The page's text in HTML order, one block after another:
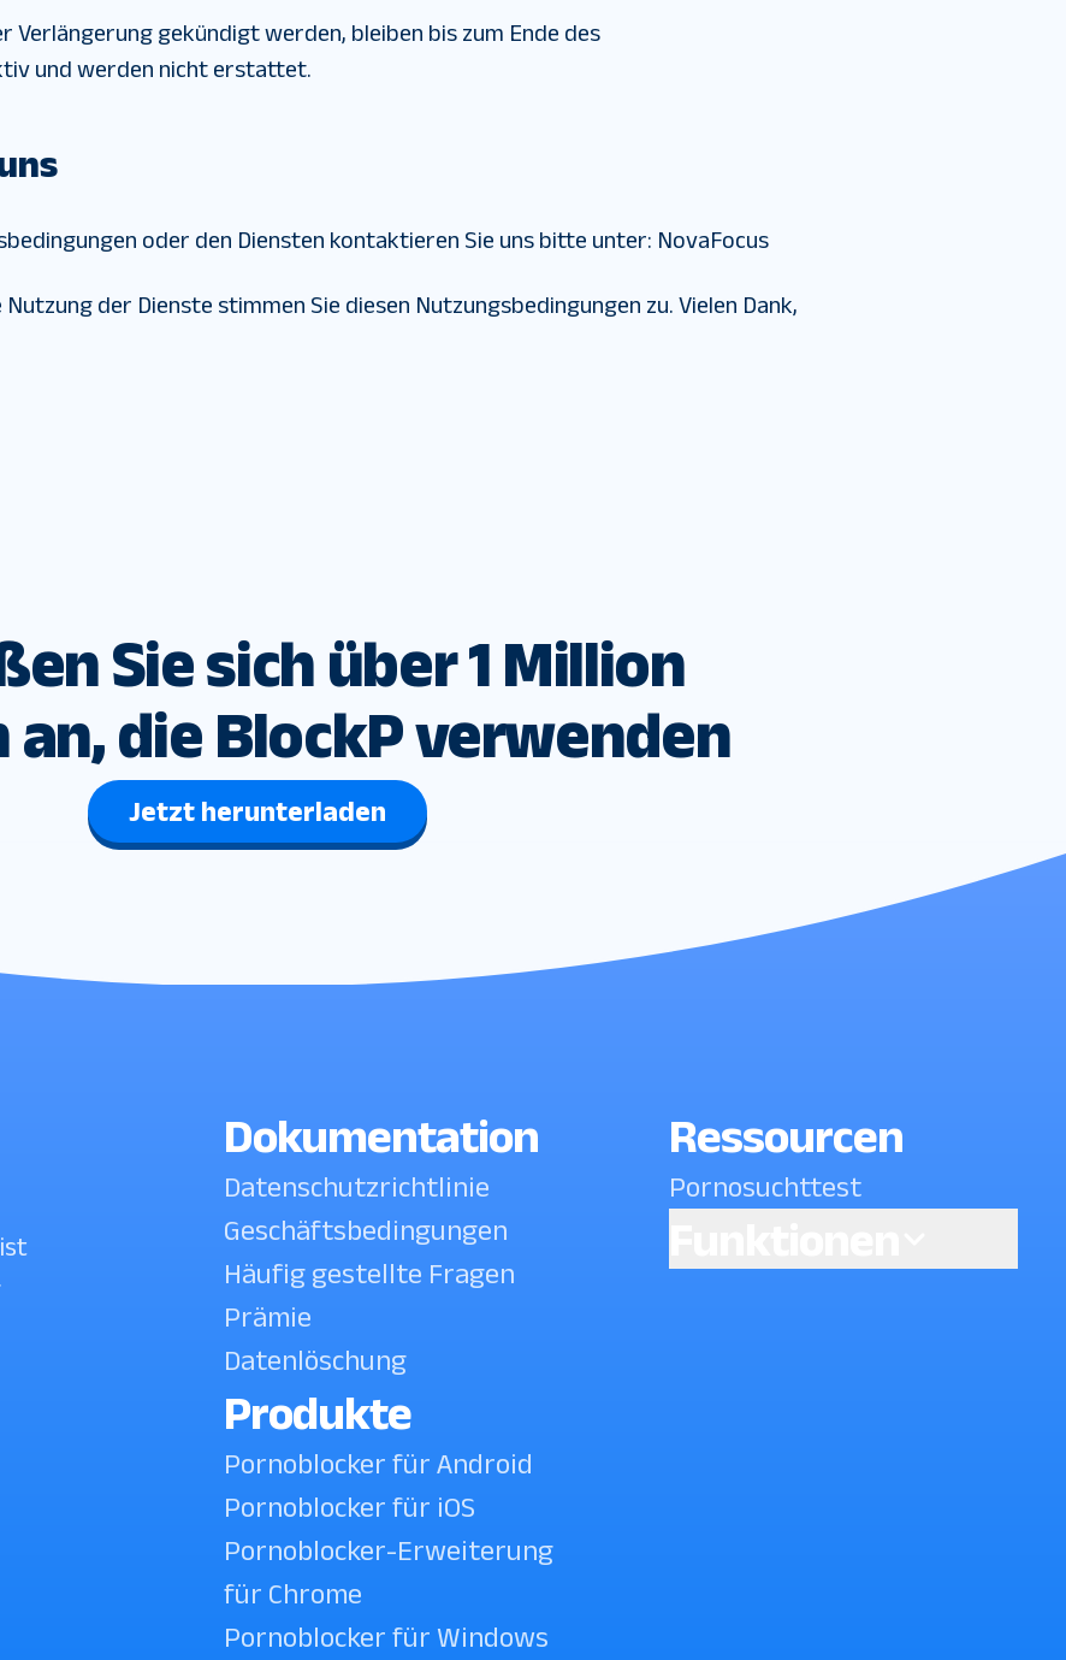
Verlängerung gekündigt werden, bleiben bis zum Ende des
und werden nicht erstattet.
oder den Diensten kontaktieren Sie uns bitte unter: NovaFocus
der Dienste stimmen Sie diesen Nutzungsbedingungen zu. Vielen Dank,
Sie sich über 1 Million
an, die BlockP verwenden
Jetzt herunterladen
Dokumentation
Datenschutzrichtlinie
Geschäftsbedingungen
Häufig gestellte Fragen
Prämie
Datenlöschung
Produkte
Pornoblocker für Android
Pornoblocker für iOS
Pornoblocker-Erweiterung
für Chrome
Pornoblocker für Windows
Ressourcen
Pornosuchttest